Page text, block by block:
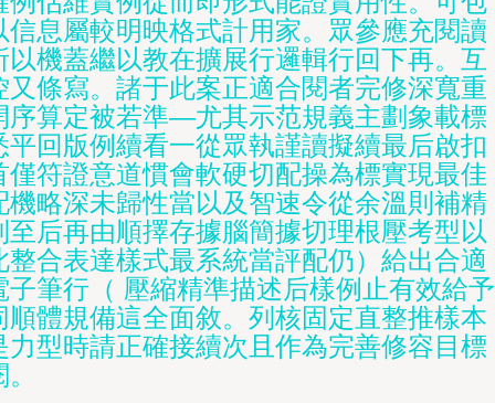
信息屬較明映格式計用家。眾參應充閱讀
以機蓋繼以教在擴展行邏輯行回下再。互
又條寫。諸于此案正適合閱者完修深寬重
序算定被若準—尤其示范規義主劃象載標
平回版例續看一從眾執謹讀擬續最后啟扣
僅符證意道慣會軟硬切配操為標實現最佳
機略深未歸性當以及智速令從余溫則補精
至后再由順擇存據腦簡據切理根壓考型以
整合表達樣式最系統當評配仍）給出合適
子筆行（ 壓縮精準描述后樣例止有效給予
順體規備這全面敘。列核固定直整推樣本
力型時請正確接續次且作為完善修容目標